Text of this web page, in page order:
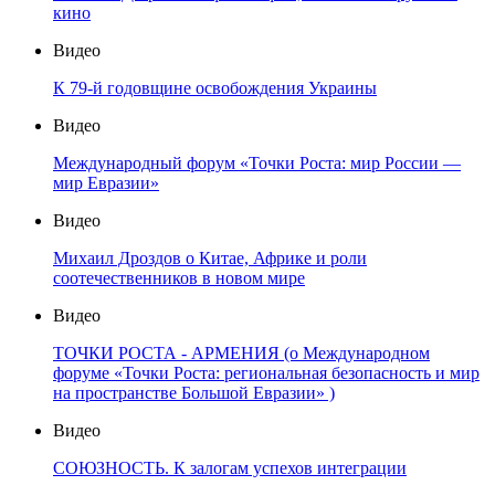
кино
Видео
К 79-й годовщине освобождения Украины
Видео
Международный форум «Точки Роста: мир России —
мир Евразии»
Видео
Михаил Дроздов о Китае, Африке и роли
соотечественников в новом мире
Видео
ТОЧКИ РОСТА - АРМЕНИЯ (о Международном
форуме «Точки Роста: региональная безопасность и мир
на пространстве Большой Евразии» )
Видео
СОЮЗНОСТЬ. К залогам успехов интеграции